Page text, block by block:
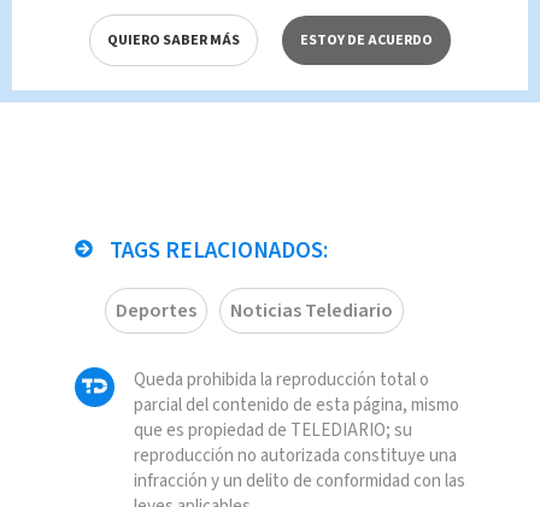
TAGS RELACIONADOS:
Deportes Noticias Telediario
Queda prohibida la reproducción total o
parcial del contenido de esta página, mismo
que es propiedad de TELEDIARIO; su
reproducción no autorizada constituye una
infracción y un delito de conformidad con las
QUIERO SABER MÁS ESTOY DE ACUERDO